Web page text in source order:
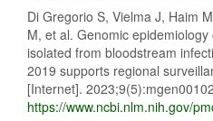
Di Gregorio S, Vielma J, Haim
M, et al. Genomic
isolated from bloodstream
2019 supports regional
[Internet].
https://www.ncbi.nlm.nih.gov/